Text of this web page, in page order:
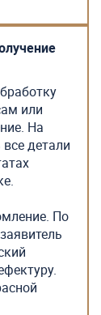
или
На
детали
По